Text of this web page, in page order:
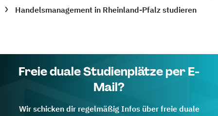
Handelsmanagement in Rheinland-Pfalz studieren
Freie duale Studienplätze per E-
Mail?
Wir schicken dir regelmäßig Infos über freie duale